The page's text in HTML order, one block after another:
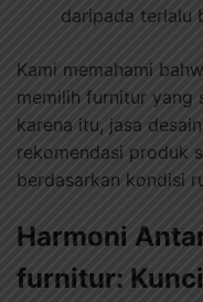
daripada terlalu
Kami memahami
memilih furnitur yang
karena itu, jasa
rekomendasi produk
berdasarkan kondisi
Harmoni
furnitur: